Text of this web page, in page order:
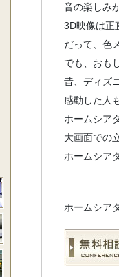
音の楽しみ
3D映像は正
だって、色
でも、おも
昔、ディズ
感動した人
ホームシア
大画面での
ホームシ
ホームシア